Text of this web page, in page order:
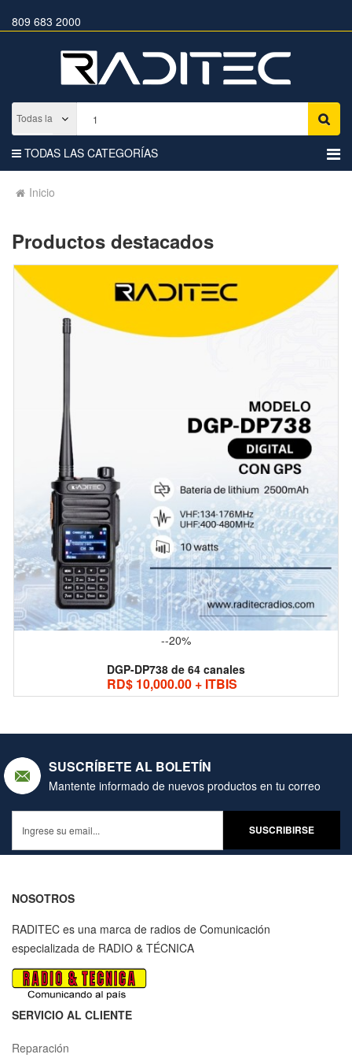
809 683 2000
TODAS LAS CATEGORÍAS
Inicio
Productos destacados
--20%
DGP-DP738 de 64 canales
RD$ 10,000.00 + ITBIS
SUSCRÍBETE AL BOLETÍN
Mantente informado de nuevos productos en tu correo
NOSOTROS
RADITEC es una marca de radios de Comunicación
especializada de RADIO & TÉCNICA
SERVICIO AL CLIENTE
Reparación